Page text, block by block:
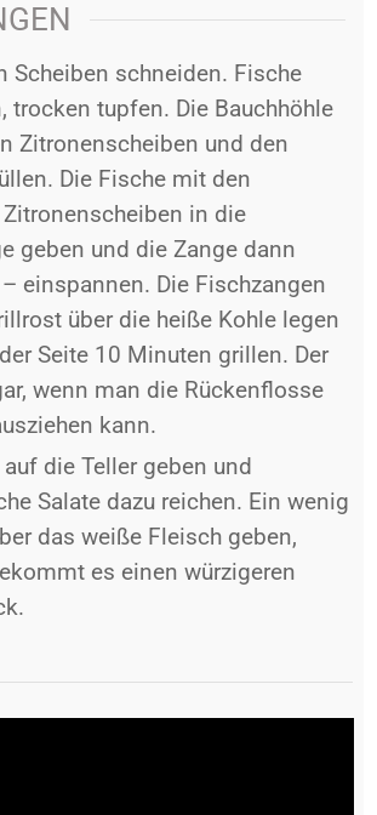
Scheiben schneiden. Fische
trocken tupfen. Die Bauchhöhle
Zitronenscheiben und den
Die Fische mit den
in die
geben und die Zange dann
einspannen. Die Fischzangen
über die heiße Kohle legen
Seite 10 Minuten grillen. Der
wenn man die Rückenflosse
kann.
die Teller geben und
Salate dazu reichen. Ein wenig
das weiße Fleisch geben,
es einen würzigeren